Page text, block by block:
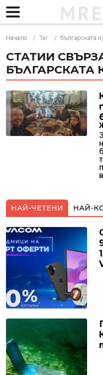
Начало Таг българската
СТАТИИ
БЪЛГАРСКАТА
НАЙ-ЧЕТЕНИ НАЙ-